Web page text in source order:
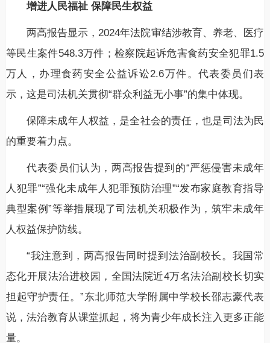
增进人民福祉 保障民生权益
两高报告显示，2024年法院审结涉教育、养老、医疗
等民生案件548.3万件；检察院起诉危害食药安全犯罪1.5
万人，办理食药安全公益诉讼2.6万件。代表委员们表
示，这是司法机关贯彻“群众利益无小事”的集中体现。
保障未成年人权益，是全社会的责任，也是司法为民
的重要着力点。
代表委员们认为，两高报告提到的“严惩侵害未成年
人犯罪”“强化未成年人犯罪预防治理”“发布家庭教育指导
典型案例”等举措展现了司法机关积极作为，筑牢未成年
人权益保护防线。
“我注意到，两高报告同时提到法治副校长。我国常
态化开展法治进校园，全国法院近4万名法治副校长切实
担起守护责任。”东北师范大学附属中学校长邵志豪代表
说，法治教育从课堂抓起，将为青少年成长注入更多正能
量。